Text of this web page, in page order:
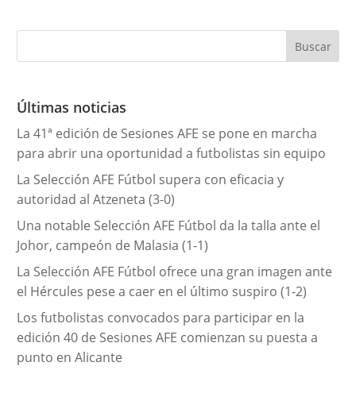
g
r
a
s
Últimas noticias
La 41ª edición de Sesiones AFE se pone en marcha
para abrir una oportunidad a futbolistas sin equipo
La Selección AFE Fútbol supera con eficacia y
autoridad al Atzeneta (3-0)
Una notable Selección AFE Fútbol da la talla ante el
Johor, campeón de Malasia (1-1)
La Selección AFE Fútbol ofrece una gran imagen ante
el Hércules pese a caer en el último suspiro (1-2)
Los futbolistas convocados para participar en la
edición 40 de Sesiones AFE comienzan su puesta a
punto en Alicante